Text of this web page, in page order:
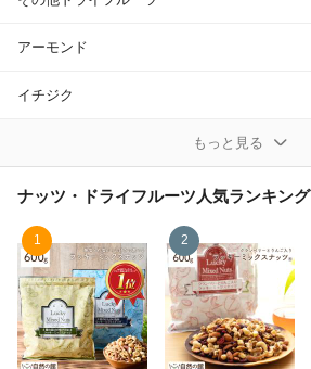
アーモンド
イチジク
キウイフルーツ
クランベリー
ドライフルーツセット・詰め合わせ
ナッツセット・詰め合わせ
もっと見る
ナッツ・ドライフルーツ 人気ランキング
1 2